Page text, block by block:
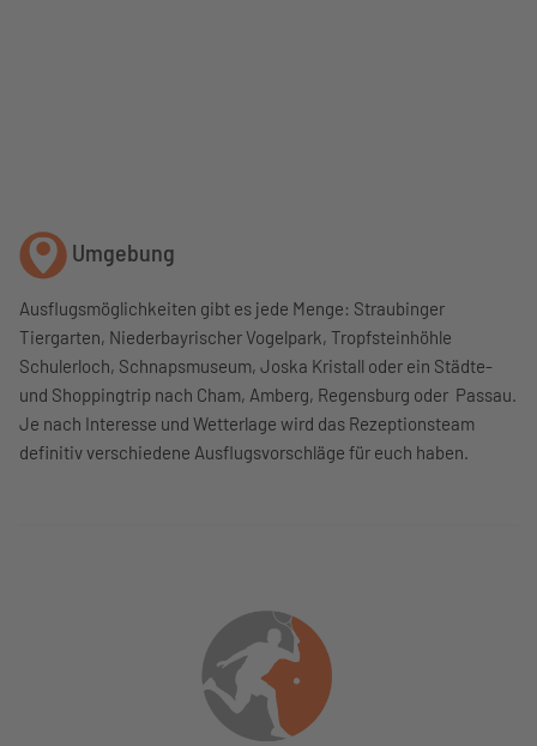
Umgebung
Ausflugsmöglichkeiten gibt es jede Menge: Straubinger
Tiergarten, Niederbayrischer Vogelpark, Tropfsteinhöhle
Schulerloch, Schnapsmuseum, Joska Kristall oder ein Städte-
und Shoppingtrip nach Cham, Amberg, Regensburg oder Passau.
Je nach Interesse und Wetterlage wird das Rezeptionsteam
definitiv verschiedene Ausflugsvorschläge für euch haben.